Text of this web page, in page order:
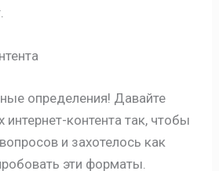
определения! Давайте
контента так, чтобы
и захотелось как
эти форматы.